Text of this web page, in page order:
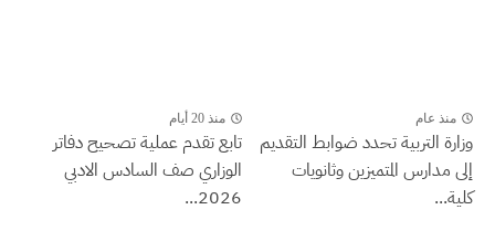
منذ عام
وزارة التربية تحدد ضوابط التقديم
إلى مدارس المتميزين وثانويات
كلية...
منذ 20 أيام
تابع تقدم عملية تصحيح دفاتر
الوزاري صف السادس الادبي
2026...